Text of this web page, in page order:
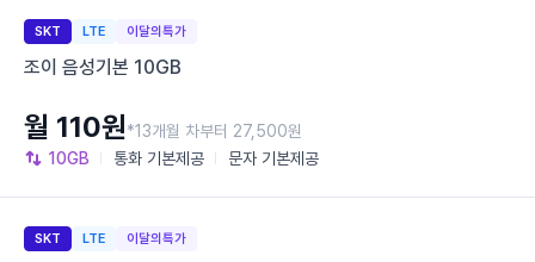
SKT LTE 이달의특가
조이 음성기본 10GB
10GB 통화 기본제공 문자 기본제공
월 110원*13개월 차부터 27,500원
SKT LTE 이달의특가